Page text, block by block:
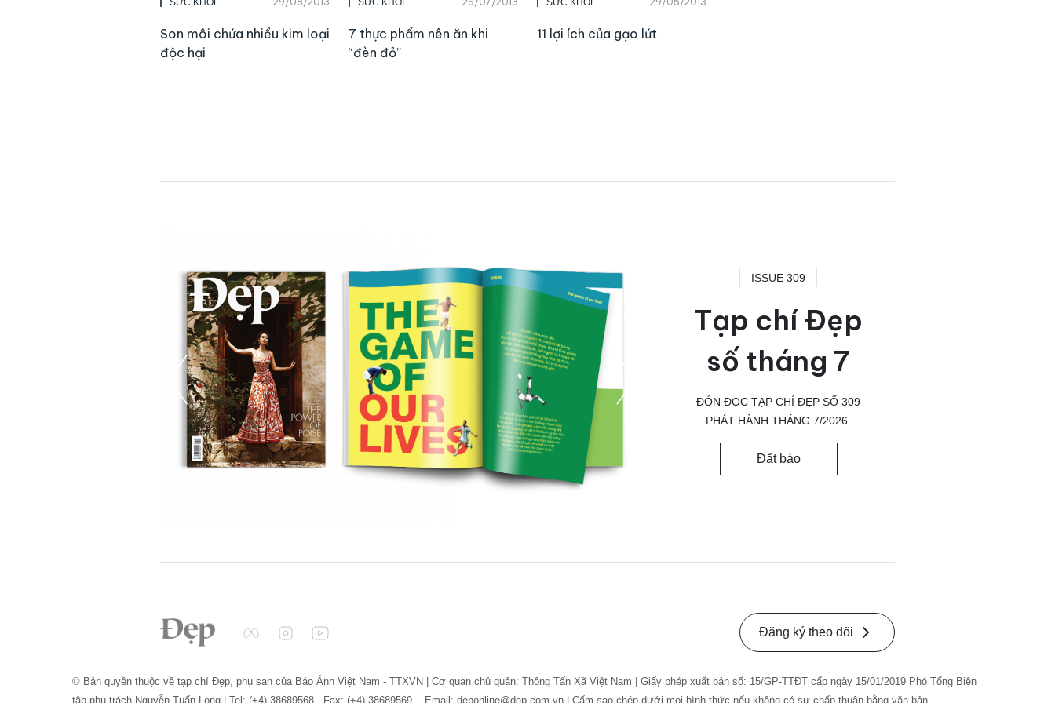
Son môi chứa nhiều kim loại
độc hại
7 thực phẩm nên ăn khi
“đèn đỏ”
11 lợi ích của gạo lứt
ISSUE 309
Tạp chí Đẹp
số tháng 7
ĐÓN ĐỌC TẠP CHÍ ĐẸP SỐ 309
PHÁT HÀNH THÁNG 7/2026.
Đặt báo
Đăng ký theo dõi
© Bản quyền thuộc về tạp chí Đẹp, phụ san của Báo Ảnh Việt Nam - TTXVN | Cơ quan chủ quản: Thông Tấn Xã Việt Nam | Giấy phép xuất bản số: 15/GP-TTĐT cấp ngày 15/01/2019 Phó Tổng Biên
tập phụ trách Nguyễn Tuấn Long | Tel: (+4) 38689568 - Fax: (+4) 38689569. - Email: deponline@dep.com.vn | Cấm sao chép dưới mọi hình thức nếu không có sự chấp thuận bằng văn bản